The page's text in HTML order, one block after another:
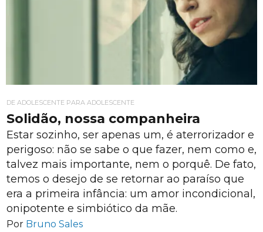
DE ADOLESCENTE PARA ADOLESCENTE
Solidão, nossa companheira
Estar sozinho, ser apenas um, é aterrorizador e
perigoso: não se sabe o que fazer, nem como e,
talvez mais importante, nem o porquê. De fato,
temos o desejo de se retornar ao paraíso que
era a primeira infância: um amor incondicional,
onipotente e simbiótico da mãe.
Por Bruno Sales